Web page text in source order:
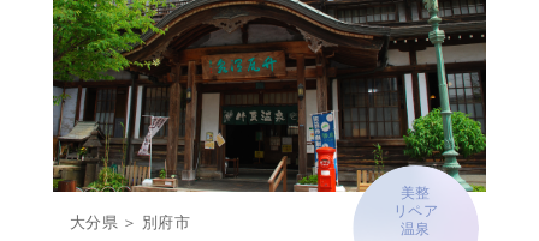
美整
リペア
温泉
大分県 ＞ 別府市